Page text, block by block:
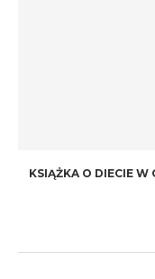
KSIĄŻKA O DIECIE W